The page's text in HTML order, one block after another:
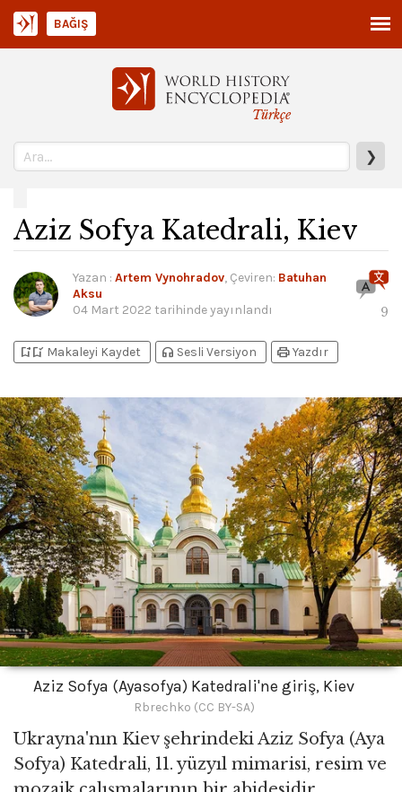
Türkçe
❯
BAĞIŞ
Aziz Sofya Katedrali, Kiev
Yazan : Artem Vynohradov, Çeviren: Batuhan
Aksu
04 Mart 2022 tarihinde yayınlandı 9
bookmark_addbookmark_added Makaleyi Kaydet headphones Sesli Versiyon printYazdır
Aziz Sofya (Ayasofya) Katedrali'ne giriş, Kiev
Rbrechko (CC BY-SA)
Ukrayna'nın Kiev şehrindeki Aziz Sofya (Aya
Sofya) Katedrali, 11. yüzyıl mimarisi, resim ve